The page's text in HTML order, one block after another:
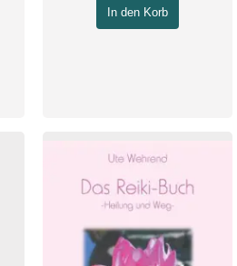
In den Korb